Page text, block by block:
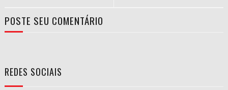
POSTE SEU COMENTÁRIO
REDES SOCIAIS